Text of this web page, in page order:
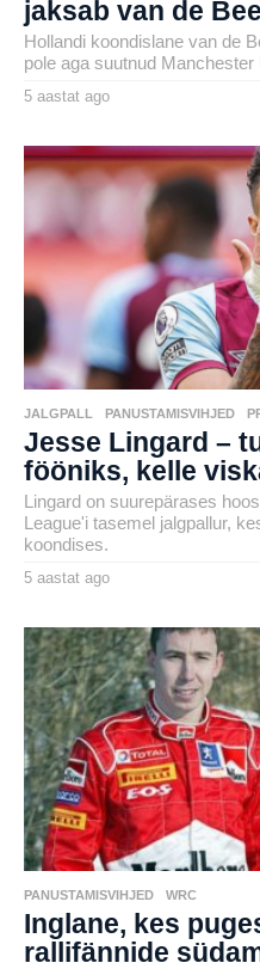
jaksab van de
Hollandi koondislane van de
pole aga suutnud
henryl
5 aastat ago
s
t
a
JALGPALL ,PANUSTAMISVIHJED ,
Jesse Lingard –
fööniks, kelle
Lingard on suurepärases
League'i tasemel jalgpallur,
koondises.
henryl
5 aastat ago
s
t
a
t
a
g
o
PANUSTAMISVIHJED ,WRC
Inglane, kes
rallifännide